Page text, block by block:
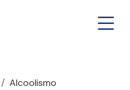
Alcoolismo